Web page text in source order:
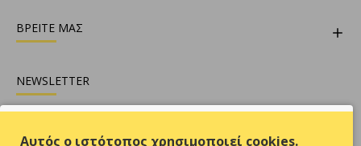
ΒΡΕΙΤΕ ΜΑΣ
NEWSLETTER
Θες να είσαι ενήμερος για όλες τις προσφορές ;
Αυτός ο ιστότοπος χρησιμοποιεί cookies.